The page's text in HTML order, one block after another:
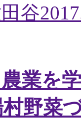
谷
業を
野菜